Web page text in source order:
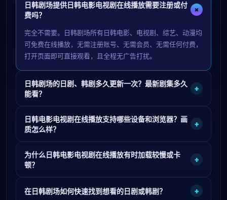
日韩剧场提供日韩电影电视剧在线播放需要注册或付
费吗？
+
完全不需要。日韩剧场所有日韩电影、电视剧、综艺、动漫均
可免费在线播放，无需注册账号、无需会员、无需任何付费，
打开页面即可直接观看，且全程无广告打扰。
日韩剧场的日剧、韩剧多久更新一次？最新剧集多久
能看？
+
日韩电影电视剧在线播放支持哪些设备和浏览器？画
质怎么样？
+
为什么日韩电影电视剧在线播放有时加载较慢或卡
顿？
+
在日韩剧场如何快速找到想看的日剧或韩剧？ +